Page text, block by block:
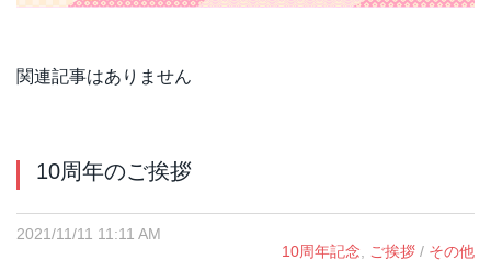
関連記事はありません
10周年のご挨拶
2021/11/11 11:11 AM
10周年記念
ご挨拶 / その他